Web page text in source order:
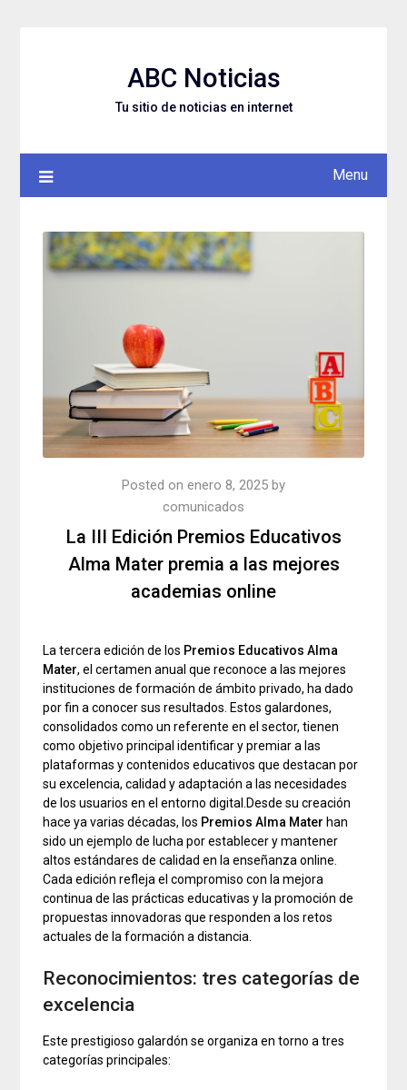
ABC Noticias
Tu sitio de noticias en internet
Menu
La III Edición Premios Educativos
Alma Mater premia a las mejores
academias online
Posted on enero 8, 2025 by
comunicados
La tercera edición de los Premios Educativos Alma
Mater, el certamen anual que reconoce a las mejores
instituciones de formación de ámbito privado, ha dado
por fin a conocer sus resultados. Estos galardones,
consolidados como un referente en el sector, tienen
como objetivo principal identificar y premiar a las
plataformas y contenidos educativos que destacan por
su excelencia, calidad y adaptación a las necesidades
de los usuarios en el entorno digital.Desde su creación
hace ya varias décadas, los Premios Alma Mater han
sido un ejemplo de lucha por establecer y mantener
altos estándares de calidad en la enseñanza online.
Cada edición refleja el compromiso con la mejora
continua de las prácticas educativas y la promoción de
propuestas innovadoras que responden a los retos
actuales de la formación a distancia.
Reconocimientos: tres categorías de
excelencia
Este prestigioso galardón se organiza en torno a tres
categorías principales: